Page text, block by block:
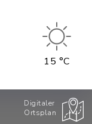
15 °C
Digitaler
Ortsplan